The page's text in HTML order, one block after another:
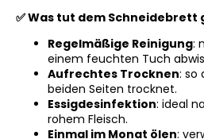
✅Was tut dem Schneidebrett
Regelmäßige Reinigung:
einem feuchten Tuch
Aufrechtes Trocknen: so
beiden Seiten trocknet.
Essigdesinfektion: ideal
rohem Fleisch.
Einmal im Monat ölen: